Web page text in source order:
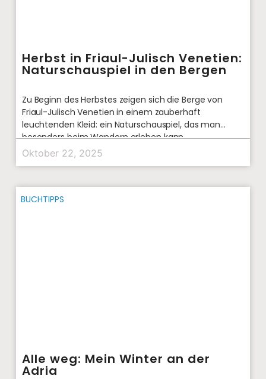
Herbst in Friaul-Julisch Venetien:
Naturschauspiel in den Bergen
Zu Beginn des Herbstes zeigen sich die Berge von
Friaul-Julisch Venetien in einem zauberhaft
leuchtenden Kleid: ein Naturschauspiel, das man
besonders beim Wandern erleben kann.
Oktober 22, 2025
BUCHTIPPS
Alle weg: Mein Winter an der
Adria